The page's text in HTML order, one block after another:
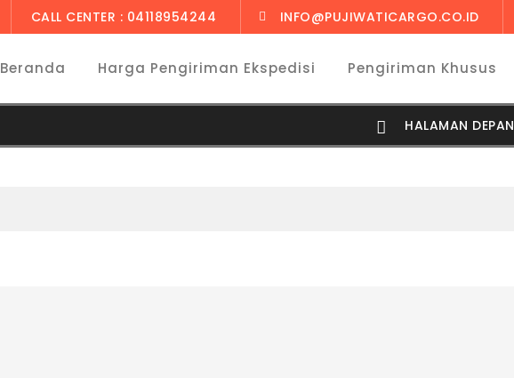
CALL CENTER : 04118954244 INFO@PUJIWATICARGO.CO.ID
Beranda Harga Pengiriman Ekspedisi Pengiriman Khusus
HALAMAN DEPAN